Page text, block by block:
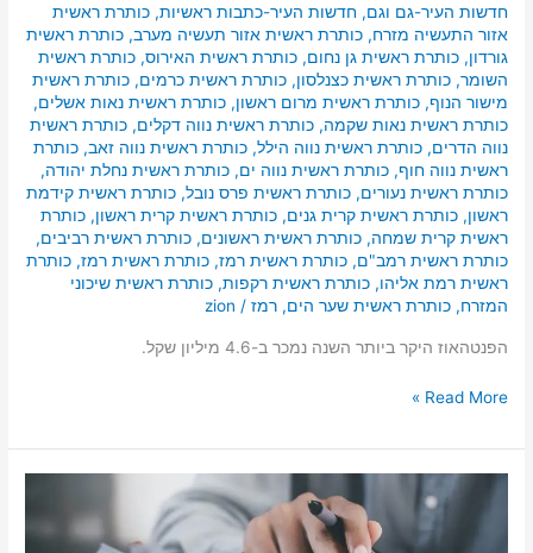
חדשות העיר-גם וגם,חדשות העיר-כתבות ראשיות,כותרת ראשית
אזור התעשיה מזרח,כותרת ראשית אזור תעשיה מערב,כותרת ראשית
גורדון,כותרת ראשית גן נחום,כותרת ראשית האירוס,כותרת ראשית
השומר,כותרת ראשית כצנלסון,כותרת ראשית כרמים,כותרת ראשית
מישור הנוף,כותרת ראשית מרום ראשון,כותרת ראשית נאות אשלים,
כותרת ראשית נאות שקמה,כותרת ראשית נווה דקלים,כותרת ראשית
נווה הדרים,כותרת ראשית נווה הילל,כותרת ראשית נווה זאב,כותרת
ראשית נווה חוף,כותרת ראשית נווה ים,כותרת ראשית נחלת יהודה,
כותרת ראשית נעורים,כותרת ראשית פרס נובל,כותרת ראשית קידמת
ראשון,כותרת ראשית קרית גנים,כותרת ראשית קרית ראשון,כותרת
ראשית קרית שמחה,כותרת ראשית ראשונים,כותרת ראשית רביבים,
כותרת ראשית רמב"ם,כותרת ראשית רמז,כותרת ראשית רמז,כותרת
ראשית רמת אליהו,כותרת ראשית רקפות,כותרת ראשית שיכוני
המזרח,כותרת ראשית שער הים,רמז /
zion
הפנטהאוז היקר ביותר השנה נמכר ב-4.6 מיליון שקל.
Read More »